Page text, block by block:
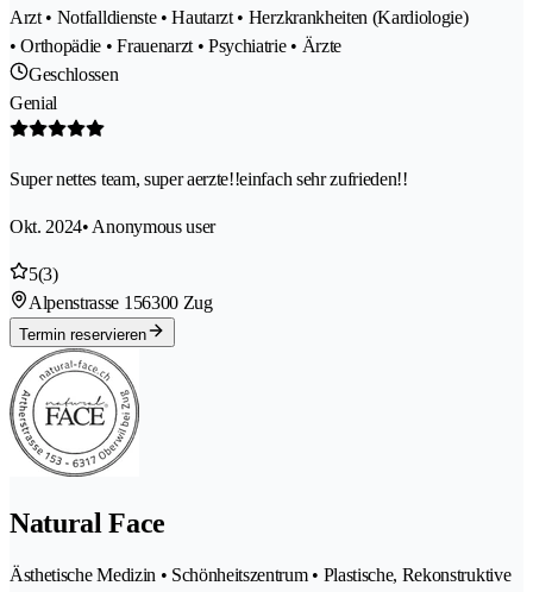
Arzt • Notfalldienste • Hautarzt • Herzkrankheiten (Kardiologie)
• Orthopädie • Frauenarzt • Psychiatrie • Ärzte
Geschlossen
Genial
Super nettes team, super aerzte!!einfach sehr zufrieden!!
Okt. 2024• Anonymous user
5(3)
Alpenstrasse 156300 Zug
Termin reservieren
Natural Face
Ästhetische Medizin • Schönheitszentrum • Plastische, Rekonstruktive